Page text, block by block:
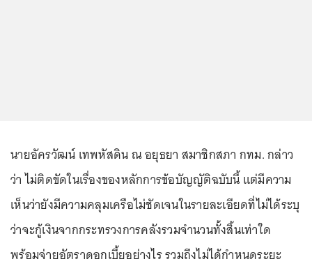
นายอัครวัฒน์ เทพหัสดิน ณ อยุธยา สมาชิกสภา กทม. กล่าว
ว่า ไม่ติดขัดในเรื่องของหลักการข้อบัญญัติฉบับนี้ แต่มีความ
เห็นว่ายังมีความคลุมเครือไม่ชัดเจนในรายละเอียดที่ไม่ได้ระบุ
ว่าจะกู้เงินจากกระทรวงการคลังรวมจำนวนทั้งสิ้นเท่าใด
พร้อมจ่ายอัตราดอกเบี้ยอย่างไร รวมถึงไม่ได้กำหนดระยะ